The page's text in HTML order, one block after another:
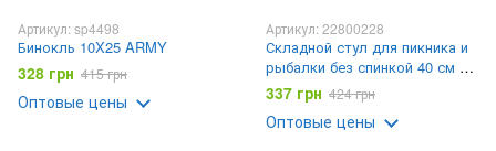
Артикул: sp4498
Бинокль 10X25 ARMY
328 грн 415 грн
Оптовые цены
Артикул: 22800228
Складной стул для пикника и
рыбалки без спинкой 40 см C-
2
337 грн 424 грн
Оптовые цены